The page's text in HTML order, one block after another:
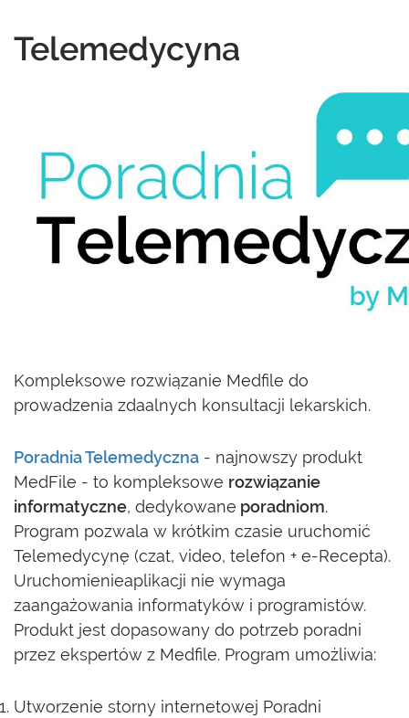
Telemedycyna
Kompleksowe rozwiązanie Medfile do
prowadzenia zdaalnych konsultacji lekarskich.
Poradnia Telemedyczna - najnowszy produkt
MedFile - to kompleksowe rozwiązanie
informatyczne, dedykowane poradniom.
Program pozwala w krótkim czasie uruchomić
Telemedycynę (czat, video, telefon + e-Recepta).
Uruchomienieaplikacji nie wymaga
zaangażowania informatyków i programistów.
Produkt jest dopasowany do potrzeb poradni
przez ekspertów z Medfile. Program umożliwia:
Utworzenie storny internetowej Poradni